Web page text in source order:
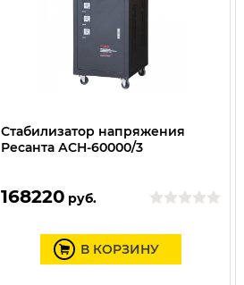
Стабилизатор напряжения
Ресанта АСН-60000/3
168220 руб.
В КОРЗИНУ